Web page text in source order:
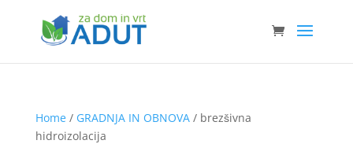
Home/ GRADNJA IN OBNOVA/ brezšivna
hidroizolacija